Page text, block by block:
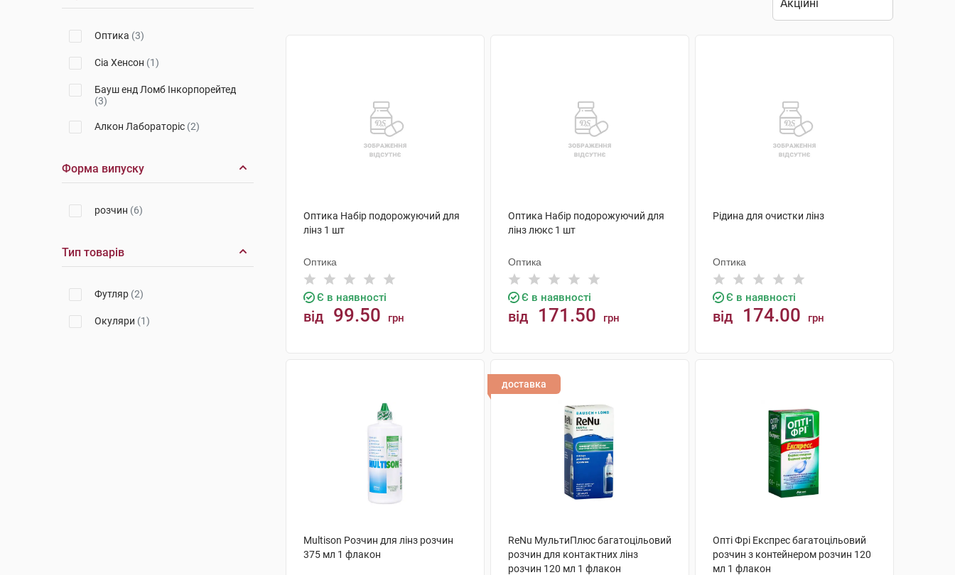
Оптика (3)
Сіа Хенсон (1)
Бауш енд Ломб Інкорпорейтед
(3)
Алкон Лабораторіс (2)
Форма випуску
розчин (6)
Тип товарів
Футляр (2)
Окуляри (1)
Оптика Набір подорожуючий для
лінз 1 шт
Оптика
Є в наявності
від 99.50 грн
Оптика Набір подорожуючий для
лінз люкс 1 шт
Оптика
Є в наявності
від 171.50 грн
Рідина для очистки лінз
Оптика
Є в наявності
від 174.00 грн
Multison Розчин для лінз розчин
375 мл 1 флакон
доставка
ReNu МультиПлюс багатоцільовий
розчин для контактних лінз
розчин 120 мл 1 флакон
Опті Фрі Експрес багатоцільовий
розчин з контейнером розчин 120
мл 1 флакон